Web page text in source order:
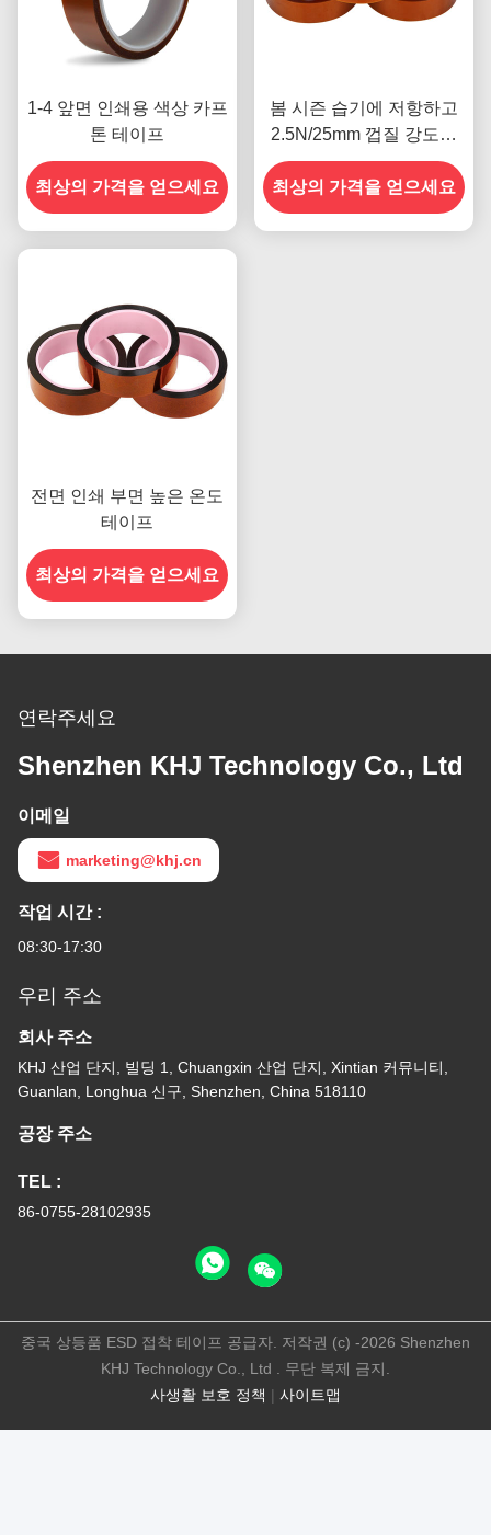
1-4 앞면 인쇄용 색상 카프
톤 테이프
최상의 가격을 얻으세요
봄 시즌 습기에 저항하고
2.5N/25mm 껍질 강도를
갖춘 이전 모델
최상의 가격을 얻으세요
전면 인쇄 부면 높은 온도
테이프
최상의 가격을 얻으세요
연락주세요
Shenzhen KHJ Technology Co., Ltd
이메일
marketing@khj.cn
작업 시간 :
08:30-17:30
우리 주소
회사 주소
KHJ 산업 단지, 빌딩 1, Chuangxin 산업 단지, Xintian 커뮤니티,
Guanlan, Longhua 신구, Shenzhen, China 518110
공장 주소
TEL :
86-0755-28102935
사생활 보호 정책 | 사이트맵
중국 상등품 ESD 접착 테이프 공급자. 저작권 (c) -2026 Shenzhen
KHJ Technology Co., Ltd . 무단 복제 금지.